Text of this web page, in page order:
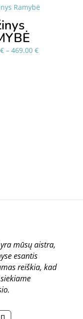
€ – 469.00 €Price
mūsų aistra,
esantis
reiškia, kad